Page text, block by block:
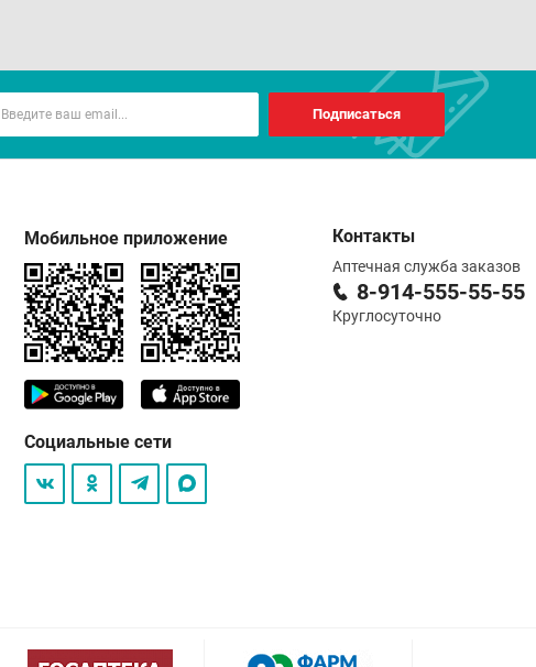
Подписаться
Мобильное приложение
Социальные сети
Контакты
Аптечная служба заказов
8-914-555-55-55
Круглосуточно